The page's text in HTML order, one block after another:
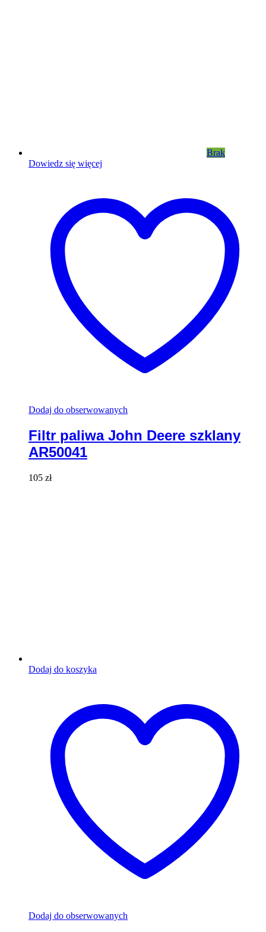
Brak
Dowiedz się więcej
Dodaj do obserwowanych
Filtr paliwa John Deere szklany
AR50041
105 zł
Dodaj do koszyka
Dodaj do obserwowanych